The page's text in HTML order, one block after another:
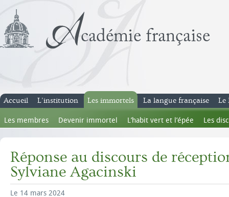
Accueil L’institution Les immortels
Les membres Devenir immortel L’habit vert et l’épée Les
La langue française Le
Réponse au discours de
Sylviane Agacinski
Le 14 mars 2024